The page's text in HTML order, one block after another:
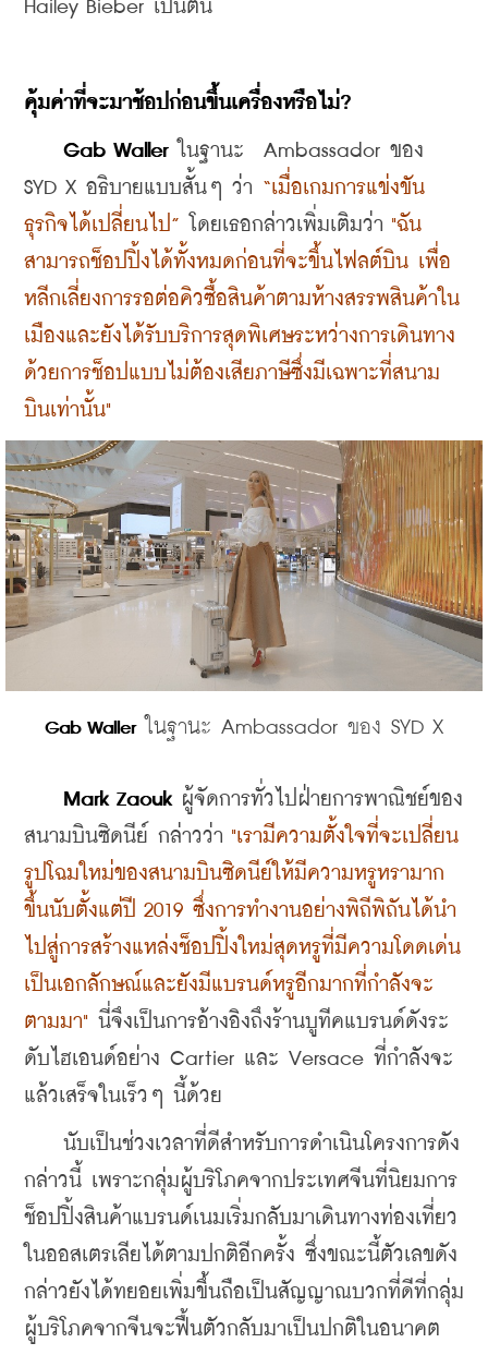
Hailey Bieber เป็นต้น
คุ้มค่าที่จะมาช้อปก่อนขึ้นเครื่องหรือไม่?
Gab Waller ในฐานะ  Ambassador ของ
SYD X อธิบายแบบสั้นๆ ว่า “เมื่อเกมการแข่งขัน
ธุรกิจได้เปลี่ยนไป” โดยเธอกล่าวเพิ่มเติมว่า "ฉัน
สามารถช็อปปิ้งได้ทั้งหมดก่อนที่จะขึ้นไฟลต์บิน เพื่อ
หลีกเลี่ยงการรอต่อคิวซื้อสินค้าตามห้างสรรพสินค้าใน
เมืองและยังได้รับบริการสุดพิเศษระหว่างการเดินทาง
ด้วยการช็อปแบบไม่ต้องเสียภาษีซึ่งมีเฉพาะที่สนาม
บินเท่านั้น"
Gab Waller ในฐานะ Ambassador ของ SYD X
Mark Zaouk ผู้จัดการทั่วไปฝ่ายการพาณิชย์ของ
สนามบินซิดนีย์ กล่าวว่า "เรามีความตั้งใจที่จะเปลี่ยน
รูปโฉมใหม่ของสนามบินซิดนีย์ให้มีความหรูหรามาก
ขึ้นนับตั้งแต่ปี 2019 ซึ่งการทํางานอย่างพิถีพิถันได้นํา
ไปสู่การสร้างแหล่งช็อปปิ้งใหม่สุดหรูที่มีความโดดเด่น
เป็นเอกลักษณ์และยังมีแบรนด์หรูอีกมากที่กำลังจะ
ตามมา" นี่จึงเป็นการอ้างอิงถึงร้านบูทีคแบรนด์ดังระ
ดับไฮเอนด์อย่าง Cartier และ Versace ที่กำลังจะ
แล้วเสร็จในเร็วๆ นี้ด้วย
นับเป็นช่วงเวลาที่ดีสำหรับการดำเนินโครงการดัง
กล่าวนี้ เพราะกลุ่มผู้บริโภคจากประเทศจีนที่นิยมการ
ช็อปปิ้งสินค้าแบรนด์เนมเริ่มกลับมาเดินทางท่องเที่ยว
ในออสเตรเลียได้ตามปกติอีกครั้ง ซึ่งขณะนี้ตัวเลขดัง
กล่าวยังได้ทยอยเพิ่มขึ้นถือเป็นสัญญาณบวกที่ดีที่กลุ่ม
ผู้บริโภคจากจีนจะฟื้นตัวกลับมาเป็นปกติในอนาคต